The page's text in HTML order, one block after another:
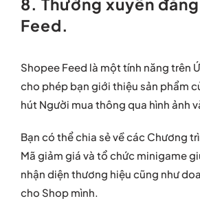
Feed.
Shopee Feed là một tính năng trên
cho phép bạn giới thiệu sản phẩm
hút Người mua thông qua hình ảnh
Bạn có thể chia sẻ về các Chương
Mã giảm giá và tổ chức minigame
nhận diện thương hiệu cũng như
cho Shop mình.